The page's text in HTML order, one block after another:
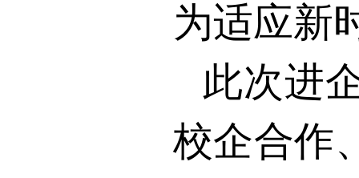
为适应新
此次进
校企合作